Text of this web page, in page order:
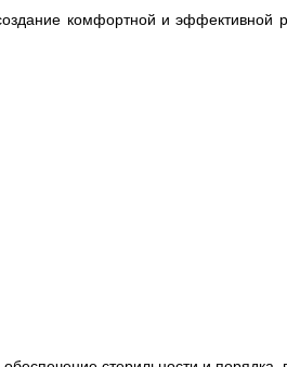
комфортной и эффективной